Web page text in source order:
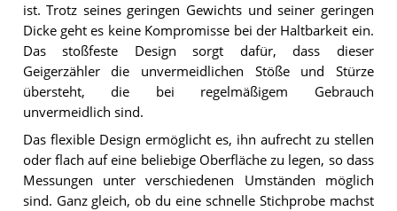
ist. Trotz seines geringen Gewichts und seiner geringen
Dicke geht es keine Kompromisse bei der Haltbarkeit ein.
Das stoßfeste Design sorgt dafür, dass dieser
Geigerzähler die unvermeidlichen Stöße und Stürze
übersteht, die bei regelmäßigem Gebrauch
unvermeidlich sind.
Das flexible Design ermöglicht es, ihn aufrecht zu stellen
oder flach auf eine beliebige Oberfläche zu legen, so dass
Messungen unter verschiedenen Umständen möglich
sind. Ganz gleich, ob du eine schnelle Stichprobe machst